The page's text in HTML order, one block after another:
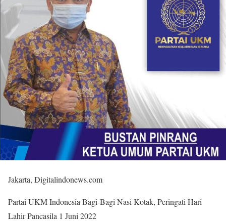
Jakarta, Digitalindonews.com
Partai UKM Indonesia Bagi-Bagi Nasi Kotak, Peringati Hari
Lahir Pancasila 1 Juni 2022